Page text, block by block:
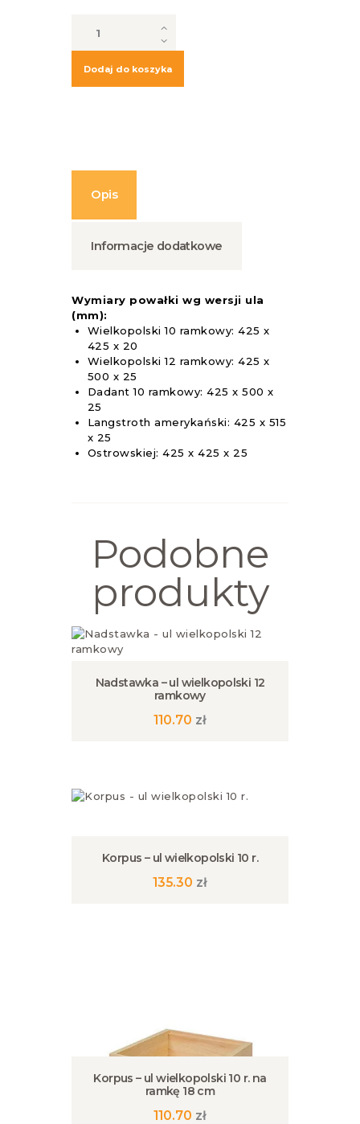
Powałka
do
ulaDodaj do koszyka
Opis
Informacje dodatkowe
Wymiary powałki wg wersji ula
(mm):
Wielkopolski 10 ramkowy: 425 x
425 x 20
Wielkopolski 12 ramkowy: 425 x
500 x 25
Dadant 10 ramkowy: 425 x 500 x
25
Langstroth amerykański: 425 x 515
x 25
Ostrowskiej: 425 x 425 x 25
Podobne
produkty
Nadstawka – ul wielkopolski 12
ramkowy
110.70 zł
Korpus – ul wielkopolski 10 r.
135.30 zł
Korpus – ul wielkopolski 10 r. na
ramkę 18 cm
110.70 zł